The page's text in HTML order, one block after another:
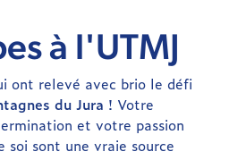
à l'UTMJ
ont relevé avec brio le défi
du Jura ! Votre
et votre passion
soi sont une vraie source